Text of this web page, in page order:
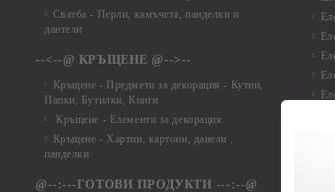
Сватба - Перли, камъчета, панделки и
дантели
--<--@ КРЪЩЕНЕ @-->--
Кръщене - Предмети за декорация - Кутии,
Папки, Бутилки, Книги
Кръщене - Елементи за декорация
Кръщене - Хартии, картони, данели ,
панделки
@--:---ГОТОВИ ПРОДУКТИ ---:--@